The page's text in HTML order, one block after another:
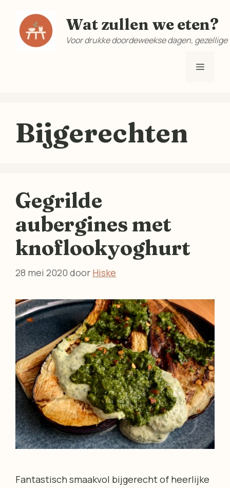
Wat zullen we eten?
Voor drukke doordeweekse dagen,
Menu
Bijgerechten
Gegrilde
aubergines met
knoflookyoghurt
28 mei 2020 door Hiske
Fantastisch smaakvol bijgerecht of heerlijke